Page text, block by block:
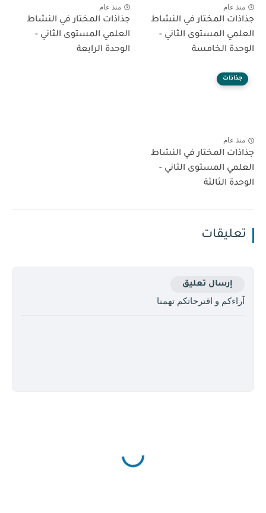
منذ عام
جذاذات المختار في النشاط
العلمي المستوى الثاني -
الوحدة الخامسة
منذ عام
جذاذات المختار في النشاط
العلمي المستوى الثاني -
الوحدة الرابعة
جذاذات
منذ عام
جذاذات المختار في النشاط
العلمي المستوى الثاني -
الوحدة الثالثة
تعليقات
إرسال تعليق
آراءكم و اقترحاتكم تهمنا